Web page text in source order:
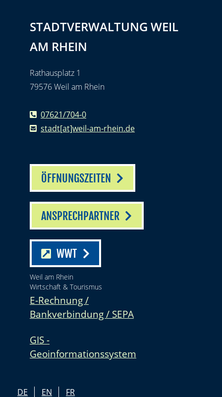
STADTVERWALTUNG WEIL
AM RHEIN
Rathausplatz 1
79576 Weil am Rhein
07621/704-0
stadt[at]weil-am-rhein.de
ÖFFNUNGSZEITEN
ANSPRECHPARTNER
WWT
Weil am Rhein
Wirtschaft & Tourismus
E-Rechnung /
Bankverbindung / SEPA
GIS -
Geoinformationssystem
DE EN FR